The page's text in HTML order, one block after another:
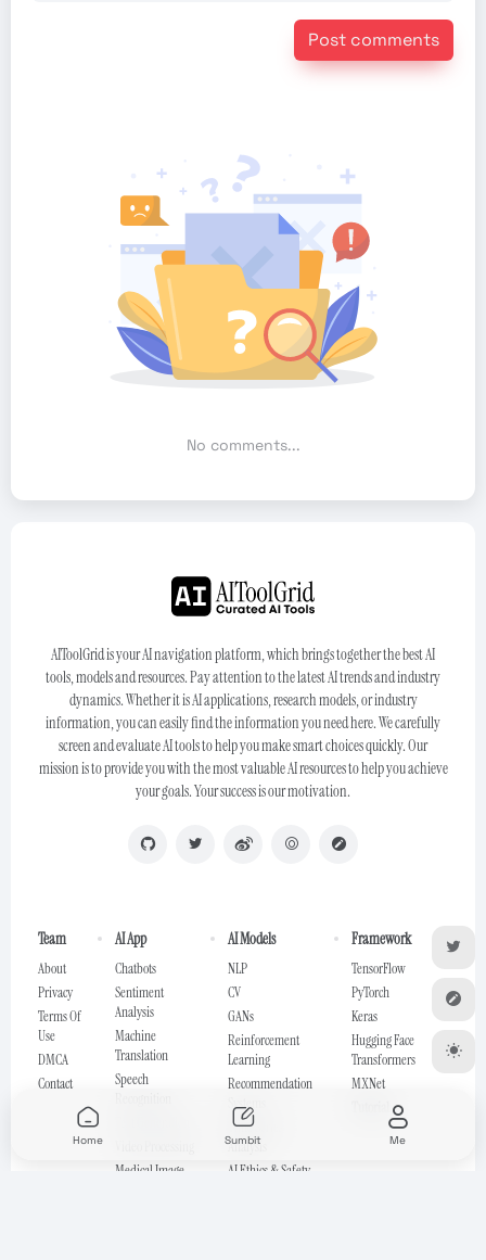
Post comments
No comments...
AIToolGrid is your AI navigation platform, which brings together the best AI
tools, models and resources. Pay attention to the latest AI trends and industry
dynamics. Whether it is AI applications, research models, or industry
information, you can easily find the information you need here. We carefully
screen and evaluate AI tools to help you make smart choices quickly. Our
mission is to provide you with the most valuable AI resources to help you achieve
your goals. Your success is our motivation.
Team
About
Privacy
Terms Of
Use
DMCA
Contact
AI App
Chatbots
Sentiment
Analysis
Machine
Translation
Speech
Medical Image
AI Models
NLP
CV
GANs
Reinforcement
Learning
Recommendation
Systems
Time Series
Analysis
AI Ethics & Safety
Framework
TensorFlow
PyTorch
Keras
Hugging Face
Transformers
MXNet
Home Sumbit Me